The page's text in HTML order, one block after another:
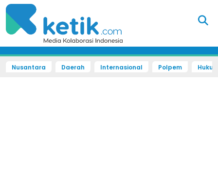
Nusantara Daerah Internasional Polpem